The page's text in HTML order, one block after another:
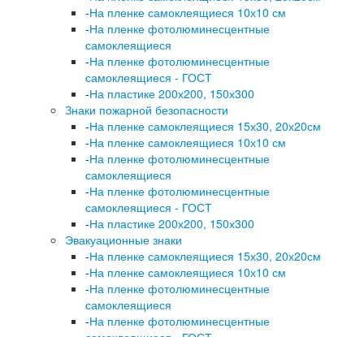
-На пленке самоклеящиеся 10х10 см
-На пленке фотолюминесцентные
самоклеящиеся
-На пленке фотолюминесцентные
самоклеящиеся - ГОСТ
-На пластике 200х200, 150х300
Знаки пожарной безопасности
-На пленке самоклеящиеся 15х30, 20х20см
-На пленке самоклеящиеся 10х10 см
-На пленке фотолюминесцентные
самоклеящиеся
-На пленке фотолюминесцентные
самоклеящиеся - ГОСТ
-На пластике 200х200, 150х300
Эвакуационные знаки
-На пленке самоклеящиеся 15х30, 20х20см
-На пленке самоклеящиеся 10х10 см
-На пленке фотолюминесцентные
самоклеящиеся
-На пленке фотолюминесцентные